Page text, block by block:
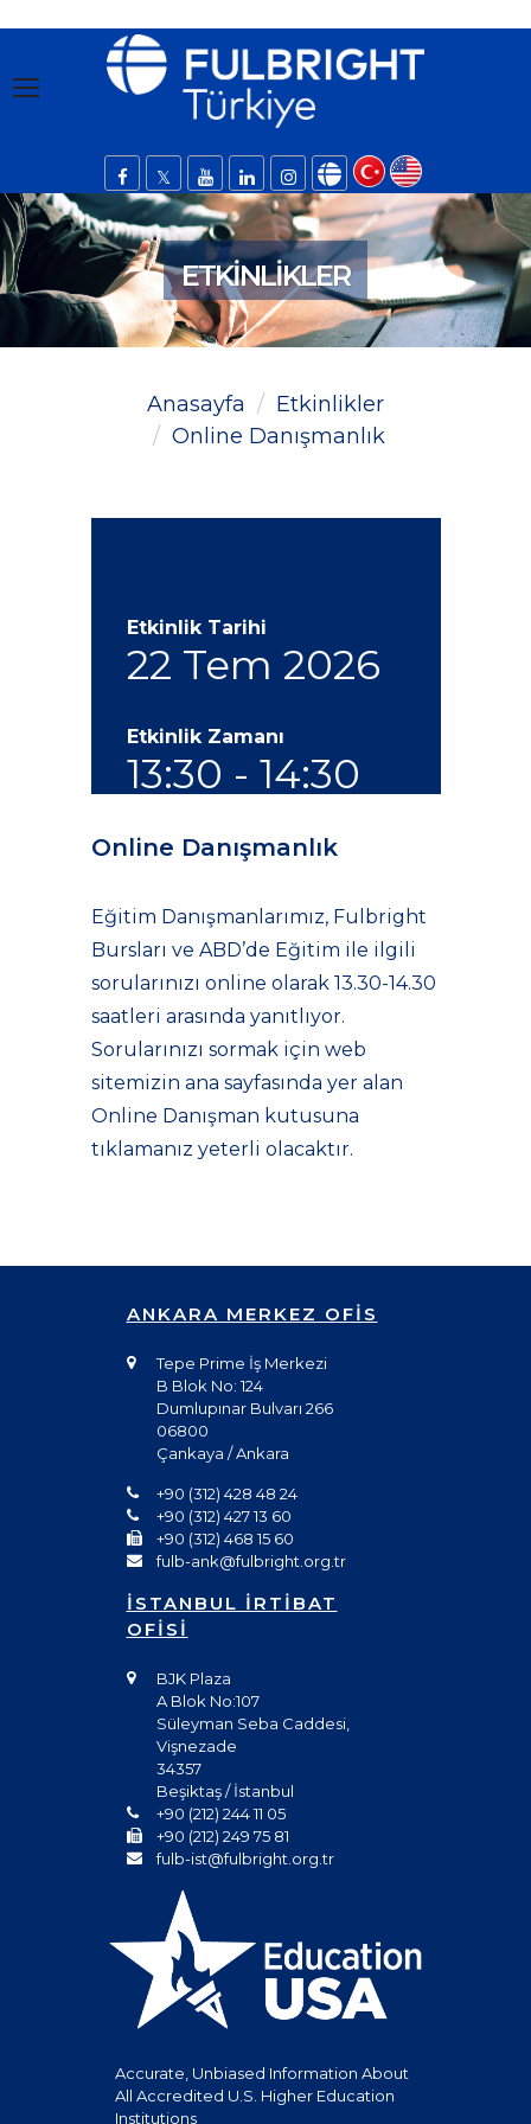
ETKINLIKLER
Anasayfa
Etkinlikler
Online Danışmanlık
Etkinlik Tarihi
22 Tem 2026
Etkinlik Zamanı
13:30 - 14:30
Online Danışmanlık
Eğitim Danışmanlarımız, Fulbright
Bursları ve ABD’de Eğitim ile ilgili
sorularınızı online olarak 13.30-14.30
saatleri arasında yanıtlıyor.
Sorularınızı sormak için web
sitemizin ana sayfasında yer alan
Online Danışman kutusuna
tıklamanız yeterli olacaktır.
ANKARA MERKEZ OFİS
Tepe Prime İş Merkezi
B Blok No: 124
Dumlupınar Bulvarı 266
06800
Çankaya / Ankara
+90 (312) 428 48 24
+90 (312) 427 13 60
+90 (312) 468 15 60
fulb-ank@fulbright.org.tr
İSTANBUL İRTİBAT
OFİSİ
BJK Plaza
A Blok No:107
Süleyman Seba Caddesi,
Vişnezade
34357
Beşiktaş / İstanbul
+90 (212) 244 11 05
+90 (212) 249 75 81
fulb-ist@fulbright.org.tr
Accurate, Unbiased Information About
All Accredited U.S. Higher Education
Institutions